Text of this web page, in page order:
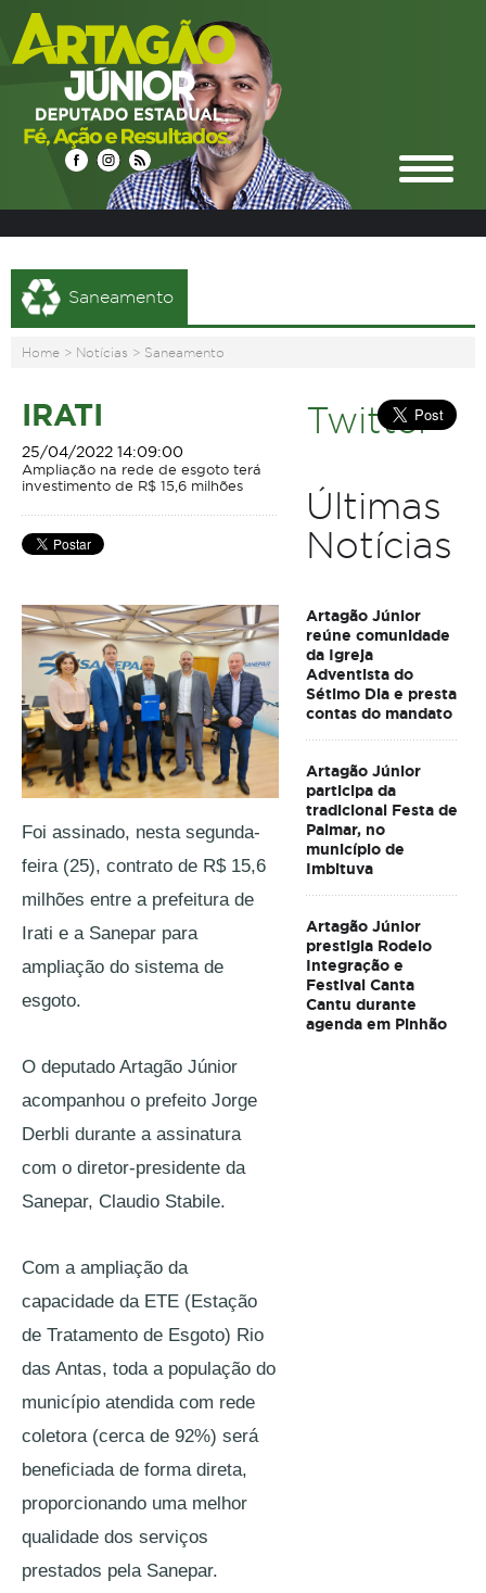
Saneamento
Home > Notícias > Saneamento
IRATI
25/04/2022 14:09:00
Ampliação na rede de esgoto terá
investimento de R$ 15,6 milhões
Foi assinado, nesta segunda-
feira (25), contrato de R$ 15,6
milhões entre a prefeitura de
Irati e a Sanepar para
ampliação do sistema de
esgoto.
O deputado Artagão Júnior
acompanhou o prefeito Jorge
Derbli durante a assinatura
com o diretor-presidente da
Sanepar, Claudio Stabile.
Com a ampliação da
capacidade da ETE (Estação
de Tratamento de Esgoto) Rio
das Antas, toda a população do
município atendida com rede
coletora (cerca de 92%) será
beneficiada de forma direta,
proporcionando uma melhor
qualidade dos serviços
prestados pela Sanepar.
Twitter
Últimas
Notícias
Artagão Júnior
reúne comunidade
da Igreja
Adventista do
Sétimo Dia e presta
contas do mandato
Artagão Júnior
participa da
tradicional Festa de
Palmar, no
município de
Imbituva
Artagão Júnior
prestigia Rodeio
Integração e
Festival Canta
Cantu durante
agenda em Pinhão